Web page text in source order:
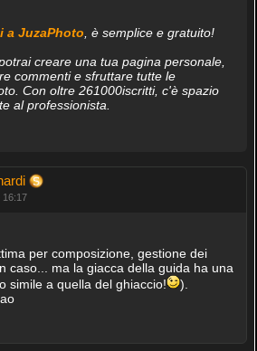
a JuzaPhoto , è semplice e gratuito!
creare una tua pagina personale,
commenti e sfruttare tutte le
Con oltre 261000iscritti, c'è spazio
al professionista.
16:17
per composizione, gestione dei
caso... ma la giacca della guida ha una
simile a quella del ghiaccio!
).